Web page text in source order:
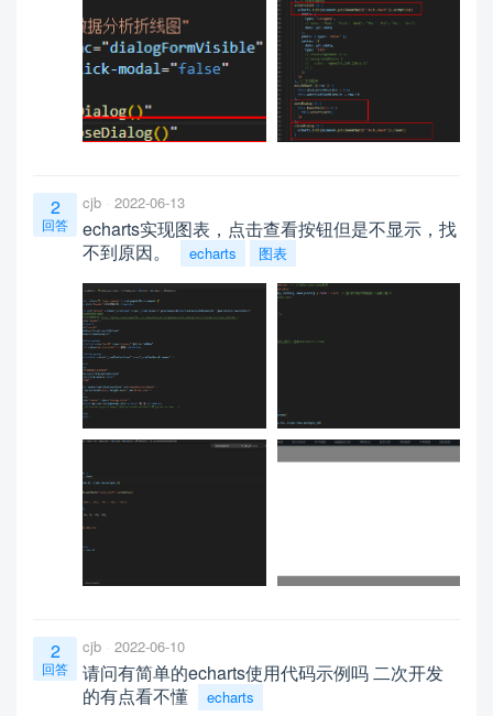
2
回答
cjb 2022-06-13
echarts实现图表，点击查看按钮但是不显示，找
不到原因。
echarts 图表
2
回答
cjb 2022-06-10
请问有简单的echarts使用代码示例吗 二次开发
的有点看不懂
echarts